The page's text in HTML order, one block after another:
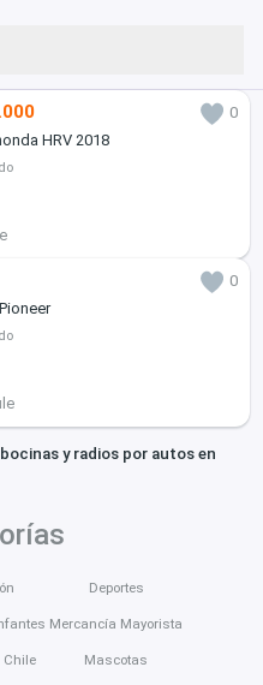
0
HRV 2018
0
y radios por autos en
Chile
Deportes
Mercancía Mayorista
Mascotas